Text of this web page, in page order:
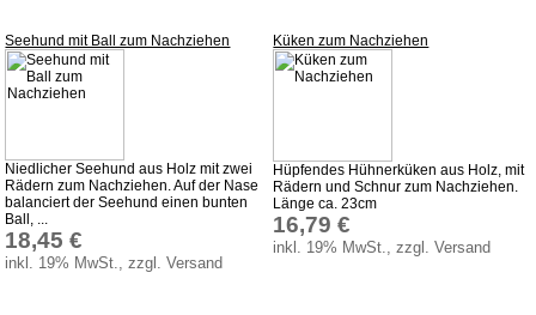
Impressum
Bauanleitungen
Produktindex
Suchfunktion
Seehund mit Ball zum Nachziehen
Niedlicher Seehund aus Holz mit zwei
Rädern zum Nachziehen. Auf der Nase
balanciert der Seehund einen bunten
Ball, ...
18,45 €
inkl. 19% MwSt., zzgl. Versand
Küken zum Nachziehen
Hüpfendes Hühnerküken aus Holz, mit
Rädern und Schnur zum Nachziehen.
Länge ca. 23cm
16,79 €
inkl. 19% MwSt., zzgl. Versand